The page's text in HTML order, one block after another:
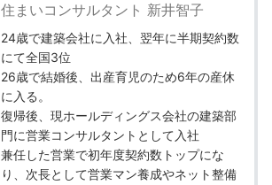
住まいコンサルタント 新井智子
24歳で建築会社に入社、翌年に半期契約数
にて全国3位
26歳で結婚後、出産育児のため6年の産休
に入る。
復帰後、現ホールディングス会社の建築部
門に営業コンサルタントとして入社
兼任した営業で初年度契約数トップにな
り、次長として営業マン養成やネット整備